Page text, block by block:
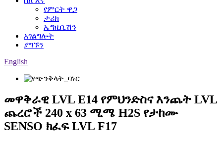
የምርት ዋጋ
ታሪክ
ኤግዚቢሽን
አገልግሎት
ያግኙን
English
መዋቅራዊ LVL E14 የምህንድስና እንጨት LVL
ጨረሮች 240 x 63 ሚሜ H2S የታከሙ
SENSO ክፈፍ LVL F17